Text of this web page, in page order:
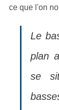
ce que l'on
Le
plan
se